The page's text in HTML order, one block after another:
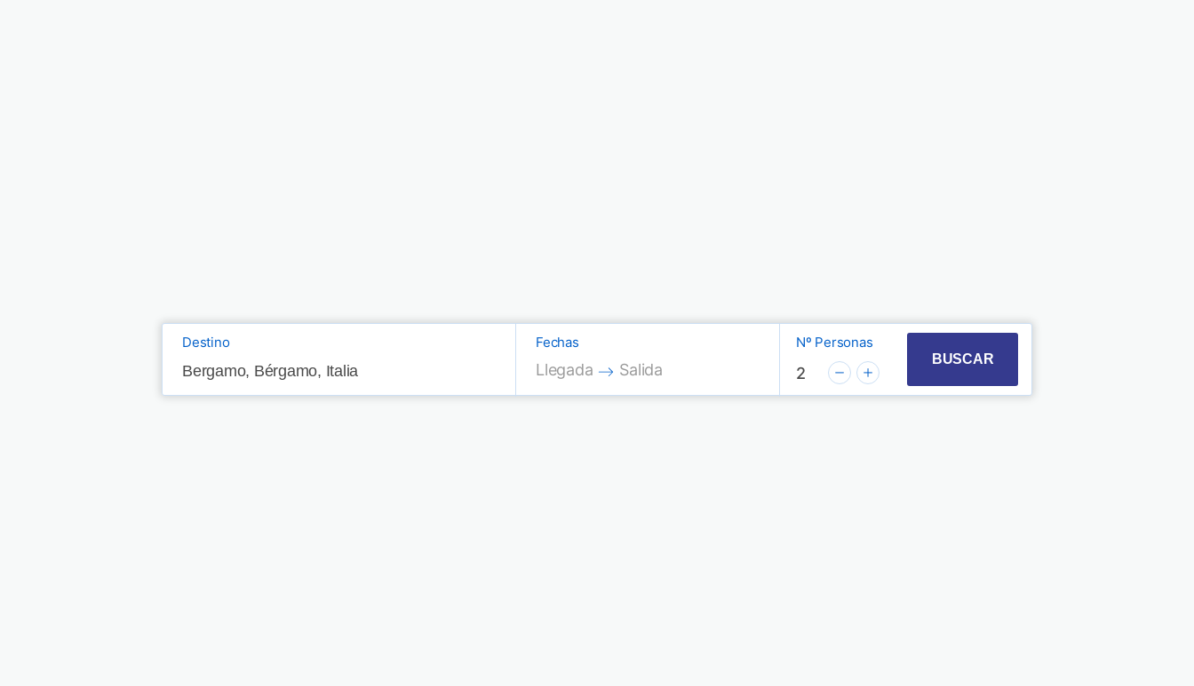
Destino Fechas
Press the down arrow key to interact with the calendar and select a date. Press the
Llegada
Press the down arrow key to interact with the calendar and select a date.
Salida
Nº Personas
2
BUSCAR